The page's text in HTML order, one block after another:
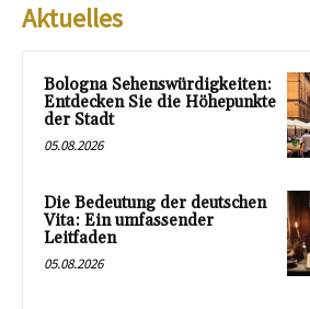
Aktuelles
Bologna Sehenswürdigkeiten:
Entdecken Sie die Höhepunkte
der Stadt
05.08.2026
Die Bedeutung der deutschen
Vita: Ein umfassender
Leitfaden
05.08.2026